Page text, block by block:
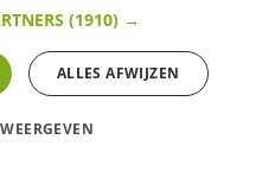
In voorraad
(1910) →
ALLES AFWIJZEN